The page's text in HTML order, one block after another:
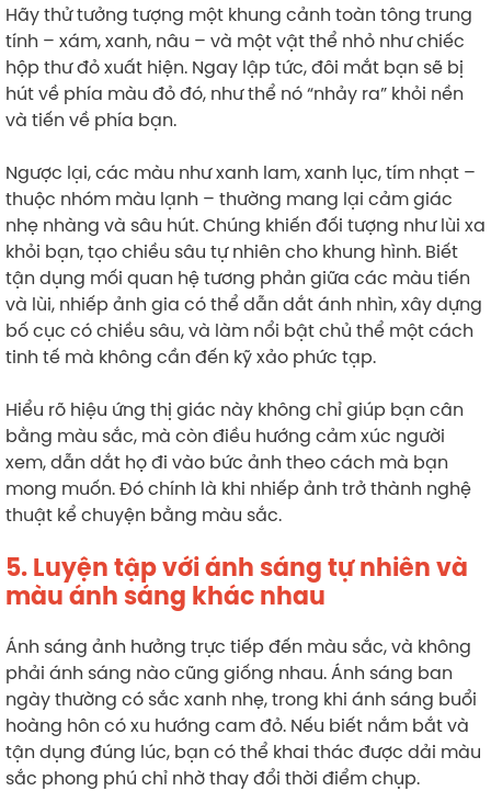
Hãy thử tưởng tượng một khung cảnh toàn tông trung
tính – xám, xanh, nâu – và một vật thể nhỏ như chiếc
hộp thư đỏ xuất hiện. Ngay lập tức, đôi mắt bạn sẽ bị
hút về phía màu đỏ đó, như thể nó “nhảy ra” khỏi nền
và tiến về phía bạn.
Ngược lại, các màu như xanh lam, xanh lục, tím nhạt –
thuộc nhóm màu lạnh – thường mang lại cảm giác
nhẹ nhàng và sâu hút. Chúng khiến đối tượng như lùi xa
khỏi bạn, tạo chiều sâu tự nhiên cho khung hình. Biết
tận dụng mối quan hệ tương phản giữa các màu tiến
và lùi, nhiếp ảnh gia có thể dẫn dắt ánh nhìn, xây dựng
bố cục có chiều sâu, và làm nổi bật chủ thể một cách
tinh tế mà không cần đến kỹ xảo phức tạp.
Hiểu rõ hiệu ứng thị giác này không chỉ giúp bạn cân
bằng màu sắc, mà còn điều hướng cảm xúc người
xem, dẫn dắt họ đi vào bức ảnh theo cách mà bạn
mong muốn. Đó chính là khi nhiếp ảnh trở thành nghệ
thuật kể chuyện bằng màu sắc.
5. Luyện tập với ánh sáng tự nhiên và
màu ánh sáng khác nhau
Ánh sáng ảnh hưởng trực tiếp đến màu sắc, và không
phải ánh sáng nào cũng giống nhau. Ánh sáng ban
ngày thường có sắc xanh nhẹ, trong khi ánh sáng buổi
hoàng hôn có xu hướng cam đỏ. Nếu biết nắm bắt và
tận dụng đúng lúc, bạn có thể khai thác được dải màu
sắc phong phú chỉ nhờ thay đổi thời điểm chụp.